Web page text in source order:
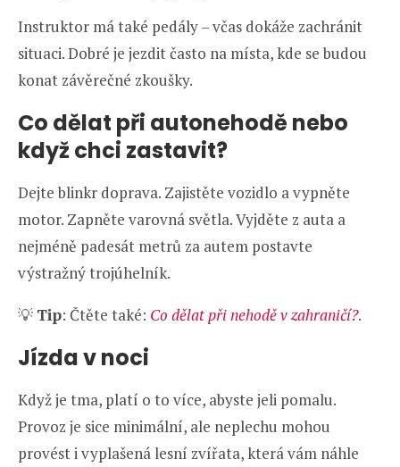
Instruktor má také pedály – včas dokáže zachránit
situaci. Dobré je jezdit často na místa, kde se budou
konat závěrečné zkoušky.
Co dělat při autonehodě nebo
když chci zastavit?
Dejte blinkr doprava. Zajistěte vozidlo a vypněte
motor. Zapněte varovná světla. Vyjděte z auta a
nejméně padesát metrů za autem postavte
výstražný trojúhelník.
💡 Tip: Čtěte také: Co dělat při nehodě v zahraničí?.
Jízda v noci
Když je tma, platí o to více, abyste jeli pomalu.
Provoz je sice minimální, ale neplechu mohou
provést i vyplašená lesní zvířata, která vám náhle